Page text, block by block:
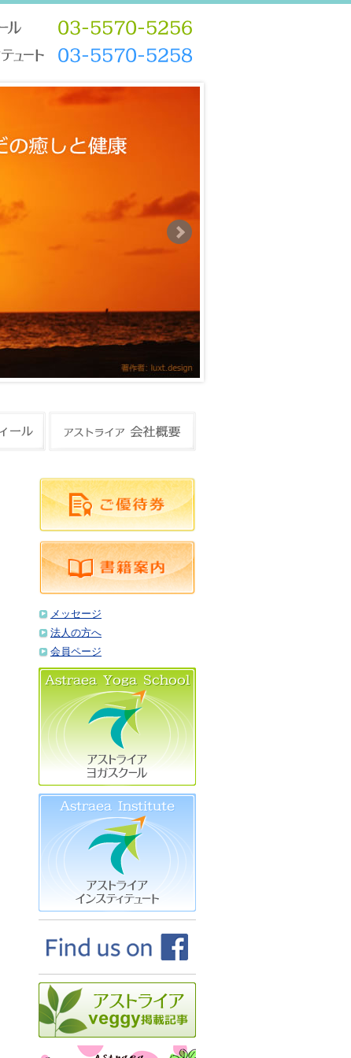
メッセージ
法人の方へ
会員ページ